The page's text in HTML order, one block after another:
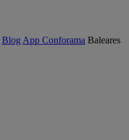
Blog App Conforama Baleares